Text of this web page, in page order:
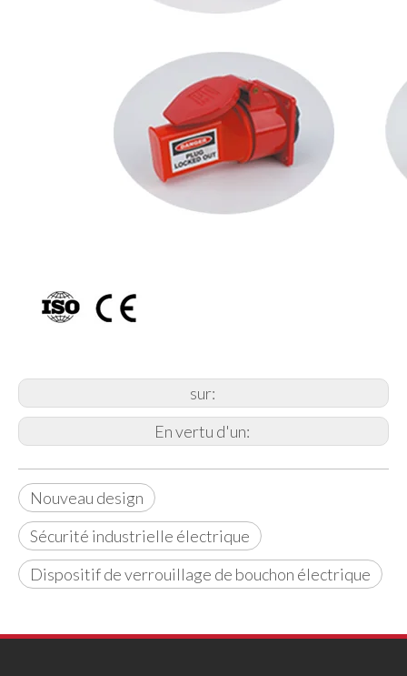
sur:
En vertu d'un:
Nouveau design
Sécurité industrielle électrique
Dispositif de verrouillage de bouchon électrique